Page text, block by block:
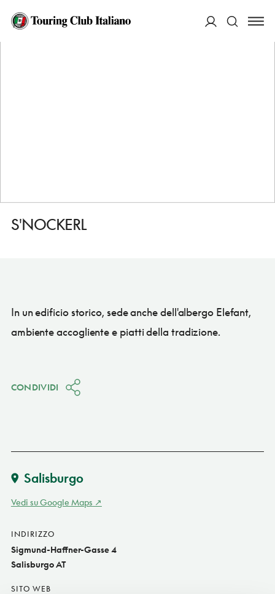
HOME
S'NOCKERL
In un edificio storico, sede anche dell'albergo Elefant,
ambiente accogliente e piatti della tradizione.
CONDIVIDI
Salisburgo
Vedi su Google Maps
INDIRIZZO
Sigmund-Haffner-Gasse 4
Salisburgo AT
SITO WEB